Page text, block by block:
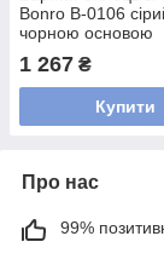
Bonro B-0106
чорною основою
1 267 ₴
Купити
Про нас
99%